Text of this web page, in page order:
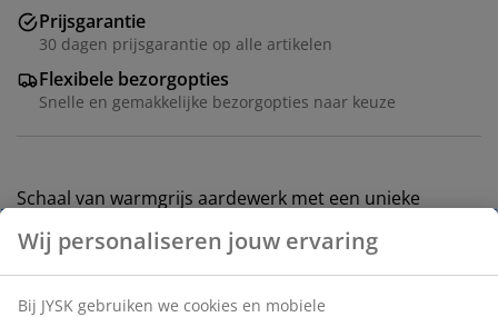
Prijsgarantie
30 dagen prijsgarantie op alle artikelen
Flexibele bezorgopties
Snelle en gemakkelijke bezorgopties naar keuze
Schaal van warmgrijs aardewerk met een unieke
display met kaarsen en ornamenten, of om kleine
persoonlijke spullen zoals sleutels te organiseren. De
schaal is ook geschikt voor de vaatwasser. Ø29 x H4 cm
Wij personaliseren jouw ervaring
Bij JYSK gebruiken we cookies en mobiele